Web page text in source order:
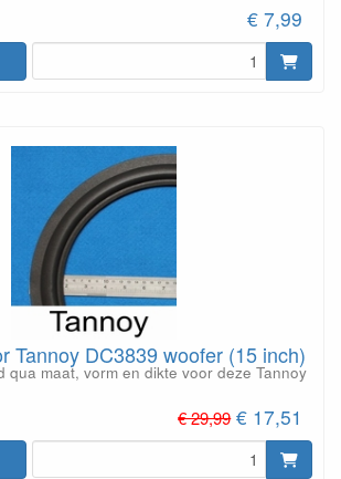
€ 7,99
Tannoy DC3839 woofer (15 inch)
qua maat, vorm en dikte voor deze Tannoy
€ 29,99 € 17,51